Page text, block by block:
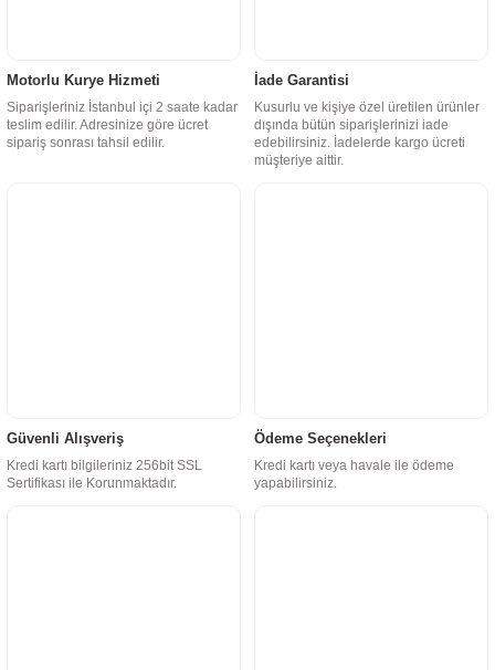
Motorlu Kurye Hizmeti
Siparişleriniz İstanbul içi 2 saate kadar
teslim edilir. Adresinize göre ücret
sipariş sonrası tahsil edilir.
İade Garantisi
Kusurlu ve kişiye özel üretilen ürünler
dışında bütün siparişlerinizi iade
edebilirsiniz. İadelerde kargo ücreti
müşteriye aittir.
Güvenli Alışveriş
Kredi kartı bilgileriniz 256bit SSL
Sertifikası ile Korunmaktadır.
Ödeme Seçenekleri
Kredi kartı veya havale ile ödeme
yapabilirsiniz.